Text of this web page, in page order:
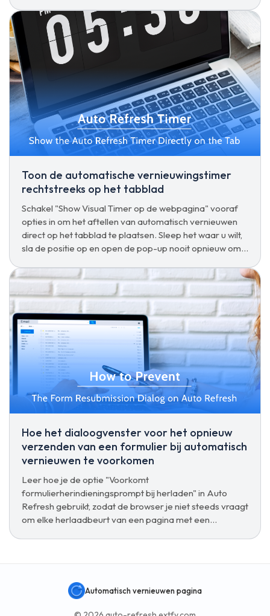
cyclus.
Toon de automatische vernieuwingstimer
rechtstreeks op het tabblad
Schakel "Show Visual Timer op de webpagina" vooraf
opties in om het aftellen van automatisch vernieuwen
direct op het tabblad te plaatsen. Sleep het waar u wilt,
sla de positie op en open de pop-up nooit opnieuw om
Hoe het dialoogvenster voor het opnieuw
verzenden van een formulier bij automatisch
vernieuwen te voorkomen
Leer hoe je de optie "Voorkomt
formulierherindieningsprompt bij herladen" in Auto
Refresh gebruikt, zodat de browser je niet steeds vraagt
om elke herlaadbeurt van een pagina met een
Automatisch vernieuwen pagina